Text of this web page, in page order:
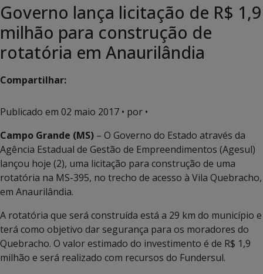
Governo lança licitação de R$ 1,9
milhão para construção de
rotatória em Anaurilândia
Compartilhar:
Publicado em 02 maio 2017 • por •
Campo Grande (MS) – O Governo do Estado através da
Agência Estadual de Gestão de Empreendimentos (Agesul)
lançou hoje (2), uma licitação para construção de uma
rotatória na MS-395, no trecho de acesso à Vila Quebracho,
em Anaurilândia.
A rotatória que será construída está a 29 km do município e
terá como objetivo dar segurança para os moradores do
Quebracho. O valor estimado do investimento é de R$ 1,9
milhão e será realizado com recursos do Fundersul.